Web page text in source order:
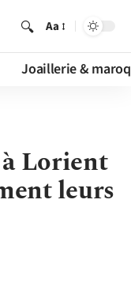
Aa
Joaillerie &
Lorient
leurs